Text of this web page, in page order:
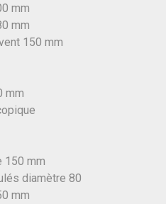
mm
mm
150 mm
mm
150 mm
diamètre 80
mm